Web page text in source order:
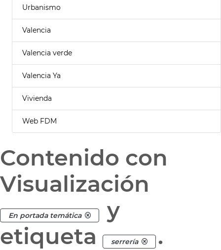
Urbanismo
Valencia
Valencia verde
Valencia Ya
Vivienda
Web FDM
Contenido con
Visualización
En portada temática
y
etiqueta
serrería .